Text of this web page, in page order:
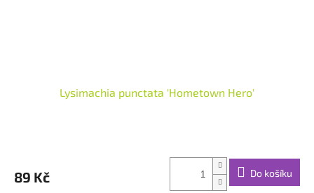
Lysimachia punctata 'Hometown Hero'
89 Kč Do košíku